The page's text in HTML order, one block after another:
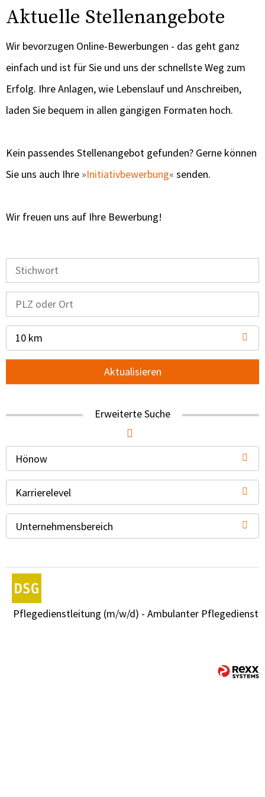
Aktuelle Stellenangebote
Wir bevorzugen Online-Bewerbungen - das geht ganz
einfach und ist für Sie und uns der schnellste Weg zum
Erfolg. Ihre Anlagen, wie Lebenslauf und Anschreiben,
laden Sie bequem in allen gängigen Formaten hoch.
Kein passendes Stellenangebot gefunden? Gerne können
Sie uns auch Ihre
Initiativbewerbung senden.
Wir freuen uns auf Ihre Bewerbung!
10 km
Aktualisieren
Erweiterte Suche
Hönow
Karrierelevel
Unternehmensbereich
Pflegedienstleitung (m/w/d) - Ambulanter Pflegedienst